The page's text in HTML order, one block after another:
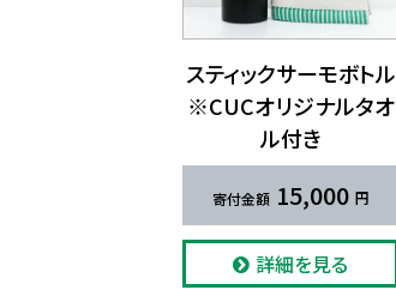
スティックサーモボトル
※CUCオリジナルタオ
ル付き
15,000
詳細を見る